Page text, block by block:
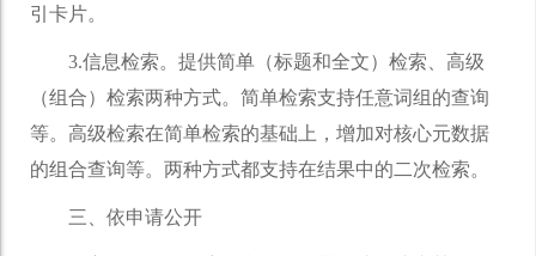
引卡片。
3.信息检索。提供简单（标题和全文）检索、高级
（组合）检索两种方式。简单检索支持任意词组的查询
等。高级检索在简单检索的基础上，增加对核心元数据
的组合查询等。两种方式都支持在结果中的二次检索。
三、依申请公开